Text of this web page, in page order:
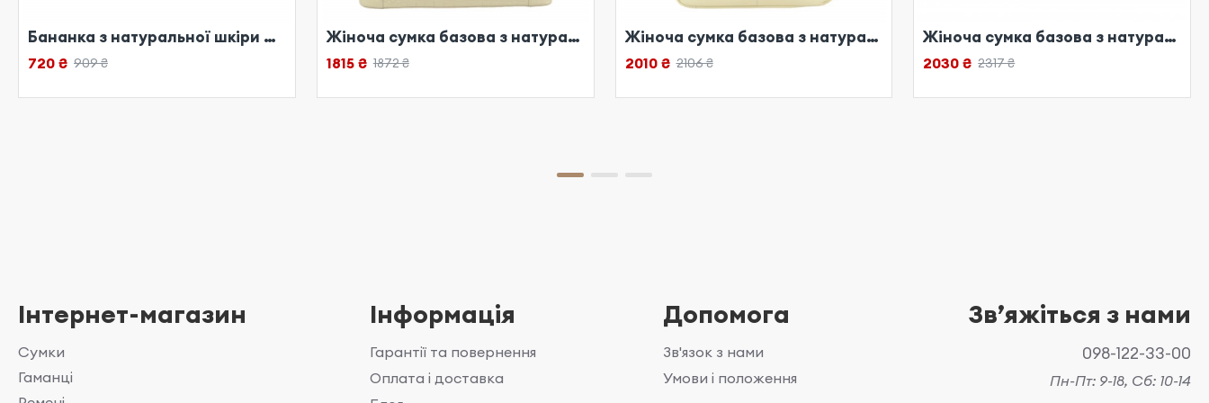
Бананка з натуральної шкіри руда
720 ₴ 909 ₴
Жіноча сумка базова з натуральної шкіри біла
1815 ₴ 1872 ₴
Жіноча сумка базова з натуральної шкіри біла
2010 ₴ 2106 ₴
Жіноча сумка базова з натуральної шкіри біла
2030 ₴ 2317 ₴
Інтернет-магазин
Сумки
Гаманці
Інформація
Гарантії та повернення
Оплата і доставка
Допомога
Зв'язок з нами
Умови і положення
Звʼяжіться з нами
098-122-33-00
Пн-Пт: 9-18, Сб: 10-14